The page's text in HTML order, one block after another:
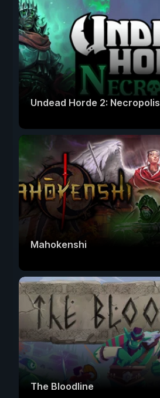
Undead Horde 2: Necropolis
Mahokenshi
The Bloodline